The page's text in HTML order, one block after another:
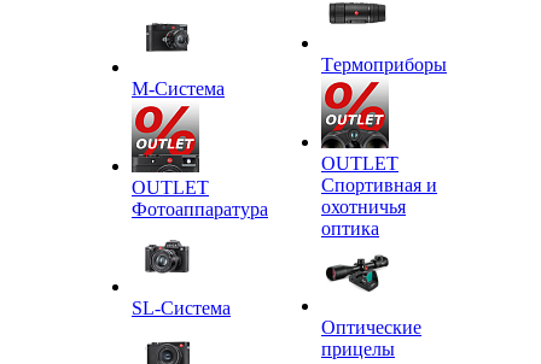
M-Система
OUTLET
Фотоаппаратура
SL-Система
Tермоприборы
OUTLET
Спортивная и
охотничья
оптика
Оптические
прицелы